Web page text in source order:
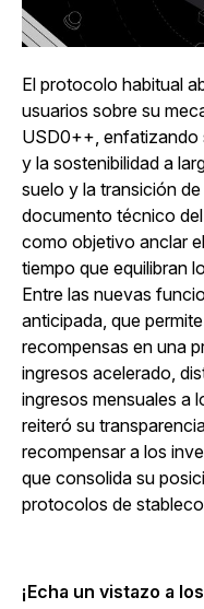
El protocolo habitual
usuarios sobre su
USD0++, enfatizando
y la sostenibilidad a
suelo y la transición
documento técnico
como objetivo anclar
tiempo que equilibran
Entre las nuevas
anticipada, que
recompensas en una
ingresos acelerado,
ingresos mensuales a
reiteró su
recompensar a los
que consolida su
protocolos de
¡Echa un vistazo a